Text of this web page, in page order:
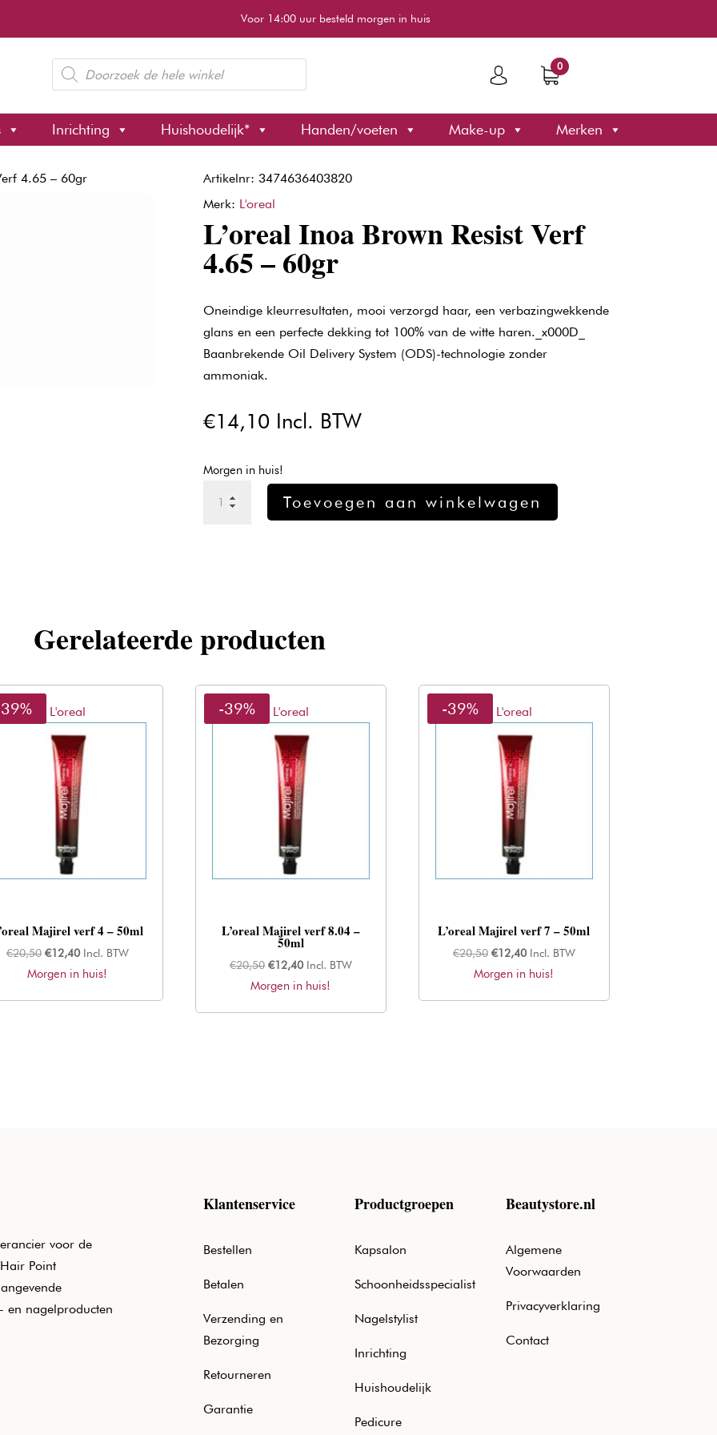
Voor 14:00 uur besteld morgen in huis
Producten
zoeken
0
Inrichting Huishoudelijk* Handen/voeten Make-up Merken
4.65 – 60gr
Artikelnr: 3474636403820
Merk: L'oreal
L’oreal Inoa Brown Resist Verf
4.65 – 60gr
Oneindige kleurresultaten, mooi verzorgd haar, een verbazingwekkende
glans en een perfecte dekking tot 100% van de witte haren._x000D_
Baanbrekende Oil Delivery System (ODS)-technologie zonder
ammoniak.
€14,10 Incl. BTW
Morgen in huis!
60gr
Toevoegen aan winkelwagen
Gerelateerde producten
L'oreal
Majirel verf 4 – 50ml
€20,50 Oorspronkelijke
prijs
€12,40Huidige
prijs
Incl. BTW
Morgen in huis!
L'oreal
-39%
L’oreal Majirel verf 8.04 –
50ml
€20,50 Oorspronkelijke
prijs
€12,40Huidige
prijs
Incl. BTW
Morgen in huis!
L'oreal
-39%
L’oreal Majirel verf 7 – 50ml
€20,50 Oorspronkelijke
prijs
€12,40Huidige
prijs
Incl. BTW
Morgen in huis!
voor de
Point
en nagelproducten
Klantenservice
Bestellen
Betalen
Verzending en
Bezorging
Retourneren
Garantie
Productgroepen
Kapsalon
Schoonheidsspecialist
Nagelstylist
Inrichting
Huishoudelijk
Pedicure
Beautystore.nl
Algemene
Voorwaarden
Privacyverklaring
Contact